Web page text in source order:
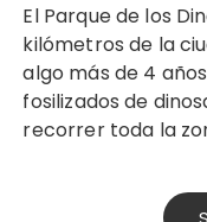
El Parque de los Dinosaurios de Sanagasta, a 30
kilómetros de la
algo más de 4
fosilizados de
recorrer toda la